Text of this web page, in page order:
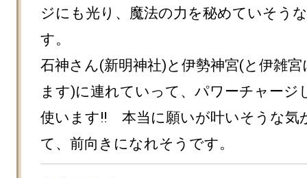
ジにも光り、魔法の力を秘めていそう
す。
石神さん(新明神社)と伊勢神宮(と伊雑
ます)に連れていって、パワーチャージ
使います‼　本当に願いが叶いそうな気
て、前向きになれそうです。